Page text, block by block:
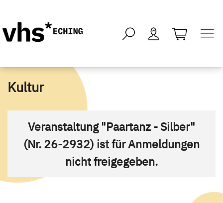
öffnen -
Kultur
Veranstaltung "Paartanz - Silber"
(Nr. 26-2932) ist für Anmeldungen
nicht freigegeben.